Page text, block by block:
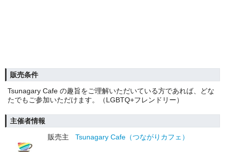
販売条件
Tsunagary Cafe の趣旨をご理解いただいている方であれば、どな
たでもご参加いただけます。（LGBTQ+フレンドリー）
主催者情報
販売主
Tsunagary Cafe（つながりカフェ）